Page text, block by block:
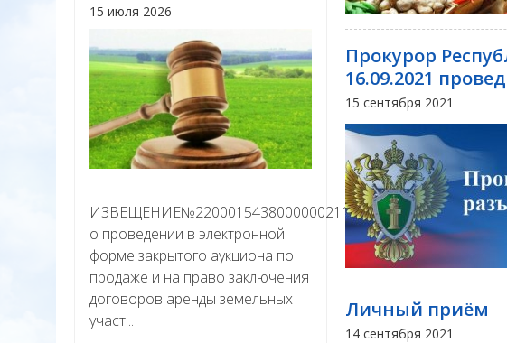
15 июля 2026
ИЗВЕЩЕНИЕ№22000154380000002111
о проведении в электронной
форме закрытого аукциона по
продаже и на право заключения
договоров аренды земельных
участ...
Прокурор
16.09.2021
15 сентября 2021
Личный приём
14 сентября 2021